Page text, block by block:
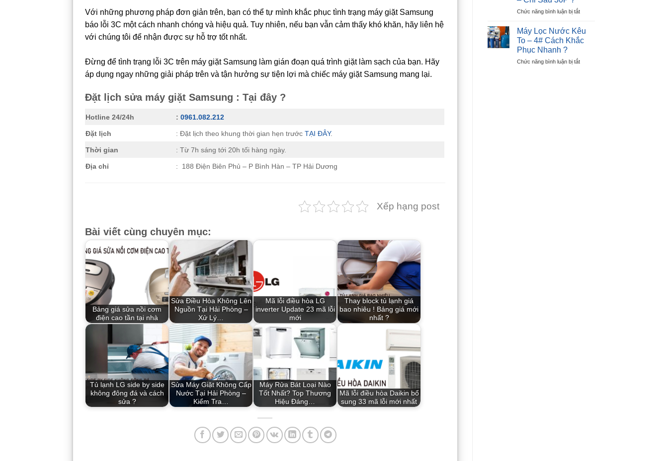
Với những phương pháp đơn giản trên, bạn có thể tự mình khắc phục tình trạng máy giặt Samsung
báo lỗi 3C một cách nhanh chóng và hiệu quả. Tuy nhiên, nếu bạn vẫn cảm thấy khó khăn, hãy liên hệ
với chúng tôi để nhận được sự hỗ trợ tốt nhất.
Đừng để tình trạng lỗi 3C trên máy giặt Samsung làm gián đoạn quá trình giặt làm sạch của bạn. Hãy
áp dụng ngay những giải pháp trên và tận hưởng sự tiện lợi mà chiếc máy giặt Samsung mang lại.
Đặt lịch sửa máy giặt Samsung : Tại đây ?
Hotline 24/24h :0961.082.212
Đặt lịch : Đặt lịch theo khung thời gian hẹn trướcTẠI ĐÂY.
Thời gian : Từ 7h sáng tới 20h tối hàng ngày.
Địa chỉ : 188 Điện Biên Phủ – P Bình Hàn – TP Hải Dương
Xếp hạng post
Bài viết cùng chuyên mục:
Bảng giá sửa nồi cơm
điện cao tần tại nhà
Sửa Điều Hòa Không Lên
Nguồn Tại Hải Phòng –
Xử Lý…
Mã lỗi điều hòa LG
inverter Update 23 mã lỗi
mới
Thay block tủ lạnh giá
bao nhiêu ! Bảng giá mới
nhất ?
Tủ lạnh LG side by side
không đông đá và cách
sửa ?
Sửa Máy Giặt Không Cấp
Nước Tại Hải Phòng –
Kiểm Tra…
Máy Rửa Bát Loại Nào
Tốt Nhất? Top Thương
Hiệu Đáng…
Mã lỗi điều hòa Daikin bổ
sung 33 mã lỗi mới nhất
?Báo
E6
Lỗi
Nhấn
Chức năng bình luận bị tắtở
Sửa
Sấy
Áo
Máy Lọc Nước Kêu
To – 4# Cách Khắc
Phục Nhanh ?
Chức năng bình luận bị tắtở